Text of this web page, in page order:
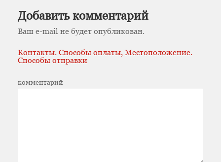
Добавить комментарий
Ваш e-mail не будет опубликован.
Контакты. Способы оплаты, Местоположение.
Способы отправки
комментарий